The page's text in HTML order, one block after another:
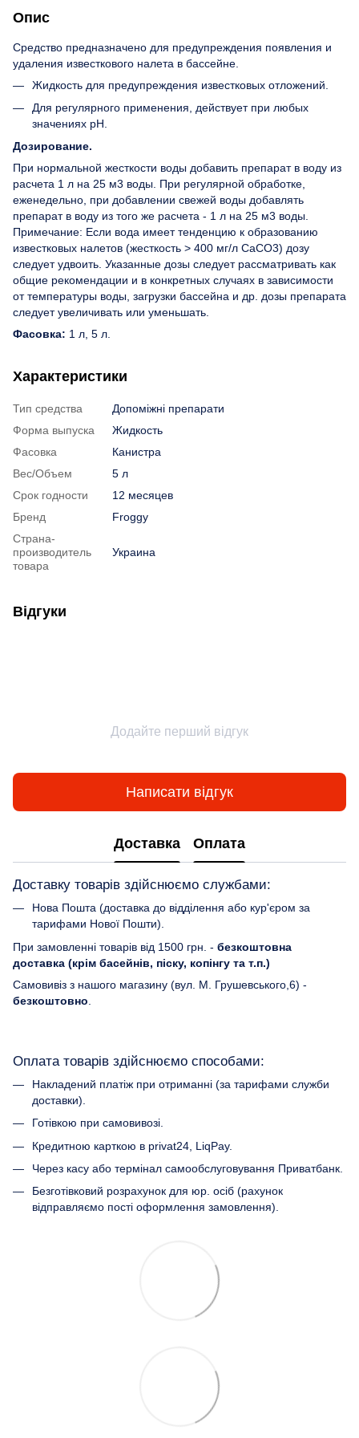
Опис
Средство предназначено для предупреждения появления и
удаления известкового налета в бассейне.
Жидкость для предупреждения известковых отложений.
Для регулярного применения, действует при любых
значениях pH.
Дозирование.
При нормальной жесткости воды добавить препарат в воду из
расчета 1 л на 25 м3 воды. При регулярной обработке,
еженедельно, при добавлении свежей воды добавлять
препарат в воду из того же расчета - 1 л на 25 м3 воды.
Примечание: Если вода имеет тенденцию к образованию
известковых налетов (жесткость > 400 мг/л CaCO3) дозу
следует удвоить. Указанные дозы следует рассматривать как
общие рекомендации и в конкретных случаях в зависимости
от температуры воды, загрузки бассейна и др. дозы препарата
следует увеличивать или уменьшать.
Фасовка: 1 л, 5 л.
Характеристики
Тип средства
Допоміжні препарати
Форма выпуска
Жидкость
Фасовка
Канистра
Вес/Объем
5 л
Срок годности
12 месяцев
Бренд
Froggy
Страна-
производитель
товара
Украина
Відгуки
Додайте перший відгук
Написати відгук
Доставка Оплата
Доставку товарів здійснюємо службами:
Нова Пошта (доставка до відділення або кур'єром за
тарифами Нової Пошти).
При замовленні товарів від 1500 грн. - безкоштовна
доставка (крім басейнів, піску, копінгу та т.п.)
Самовивіз з нашого магазину (вул. М. Грушевського,6) -
безкоштовно
Оплата товарів здійснюємо способами:
Накладений платіж при отриманні (за тарифами служби
доставки).
Готівкою при самовивозі.
Кредитною карткою в privat24, LiqPay.
Через касу або термінал самообслуговування Приватбанк.
Безготівковий розрахунок для юр. осіб (рахунок
відправляємо пості оформлення замовлення).